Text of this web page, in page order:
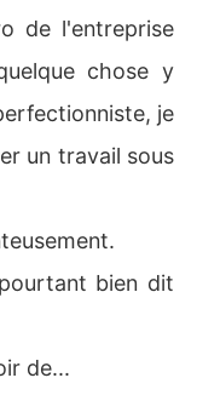
de l'entreprise
chose y
je
un travail sous
bien dit
de...